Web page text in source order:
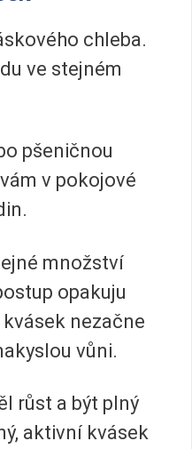
chleba.
ve stejném
pšeničnou
v pokojové
množství
opakuju
nezačne
vůni.
růst a být plný
aktivní kvásek